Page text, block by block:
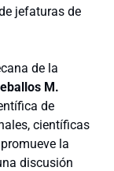
jefaturas de
de la
M.
de
científicas
la
discusión